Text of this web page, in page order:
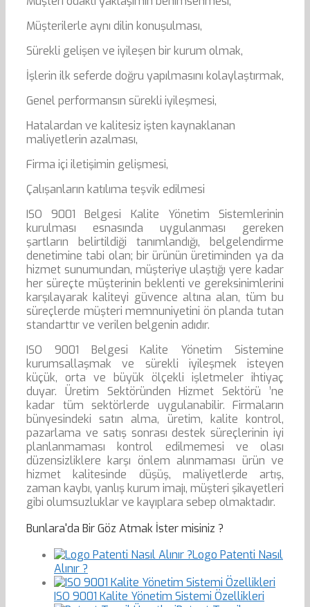
Müşterilerle aynı dilin konuşulması,
Sürekli gelişen ve iyileşen bir kurum olmak,
İşlerin ilk seferde doğru yapılmasını kolaylaştırmak,
Genel performansın sürekli iyileşmesi,
Hatalardan ve kalitesiz işten kaynaklanan
maliyetlerin azalması,
Firma içi iletişimin gelişmesi,
Çalışanların katılıma teşvik edilmesi
ISO 9001 Belgesi Kalite Yönetim Sistemlerinin
kurulması esnasında uygulanması gereken
şartların belirtildiği tanımlandığı, belgelendirme
denetimine tabi olan; bir ürünün üretiminden ya da
hizmet sunumundan, müşteriye ulaştığı yere kadar
her süreçte müşterinin beklenti ve gereksinimlerini
karşılayarak kaliteyi güvence altına alan, tüm bu
süreçlerde müşteri memnuniyetini ön planda tutan
standarttır ve verilen belgenin adıdır.
ISO 9001 Belgesi Kalite Yönetim Sistemine
kurumsallaşmak ve sürekli iyileşmek isteyen
küçük, orta ve büyük ölçekli işletmeler ihtiyaç
duyar. Üretim Sektöründen Hizmet Sektörü ’ne
kadar tüm sektörlerde uygulanabilir. Firmaların
bünyesindeki satın alma, üretim, kalite kontrol,
pazarlama ve satış sonrası destek süreçlerinin iyi
planlanmaması kontrol edilmemesi ve olası
düzensizliklere karşı önlem alınmaması ürün ve
hizmet kalitesinde düşüş, maliyetlerde artış,
zaman kaybı, yanlış kurum imajı, müşteri şikayetleri
gibi olumsuzluklar ve kayıplara sebep olmaktadır.
Bunlara'da Bir Göz Atmak İster misiniz ?
Logo Patenti Nasıl
Alınır ?
ISO 9001 Kalite Yönetim Sistemi Özellikleri